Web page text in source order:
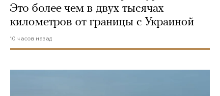
Это более чем в двух тысячах
километров от границы с Украиной
10 часов назад